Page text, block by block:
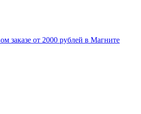
заказе от 2000 рублей в Магните